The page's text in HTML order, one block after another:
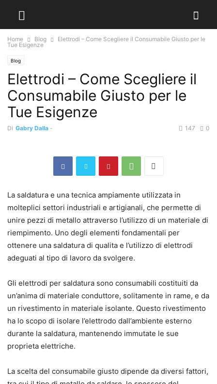
Home Blog
Elettrodi – Come Scegliere il Consumabile Giusto per le
Tue Esigenze
Blog
Elettrodi – Come Scegliere il
Consumabile Giusto per le
Tue Esigenze
Di Gabry Dalla - 0
147
La saldatura e una tecnica ampiamente utilizzata in
molteplici settori industriali e artigianali, che permette di
unire pezzi di metallo attraverso l’utilizzo di un materiale di
riempimento. Uno degli elementi fondamentali per
ottenere una saldatura di qualita e l’utilizzo di elettrodi
adeguati al tipo di lavoro da svolgere.
Gli elettrodi per saldatura sono consumabili costituiti da
un’anima di materiale conduttore, solitamente in rame, e da
un rivestimento in materiale isolante. Questo rivestimento
ha lo scopo di isolare l’elettrodo dall’ambiente esterno
durante la saldatura, mantenendo immutate le sue
proprieta elettriche.
La scelta del consumabile giusto dipende da diversi fattori,